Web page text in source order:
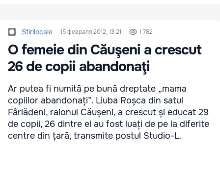
Stirilocale 15 февраля 2012, 13:21 1 782
O femeie din Căuşeni a crescut
26 de copii abandonaţi
Ar putea fi numită pe bună dreptate „mama
copiilor abandonați”. Liuba Roșca din satul
Fârlădeni, raionul Căușeni, a crescut și educat 29
de copii, 26 dintre ei au fost luați de pe la diferite
centre din țară, transmite postul Studio-L.